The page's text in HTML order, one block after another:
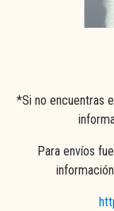
*Si no encuentras
Para envíos